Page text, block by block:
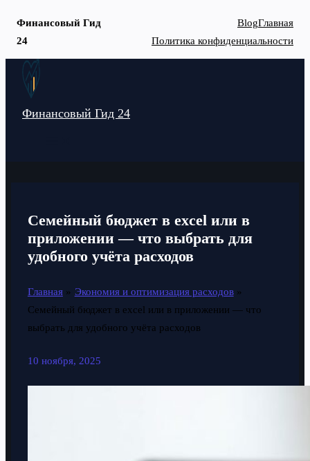
Финансовый Гид
24
BlogГлавная
Политика конфиденциальности
Перейти
Финансовый Гид 24
Семейный бюджет в excel или в
приложении — что выбрать для
удобного учёта расходов
Главная
Экономия и оптимизация расходов
Семейный бюджет в excel или в приложении — что
выбрать для удобного учёта расходов
10 ноября, 2025